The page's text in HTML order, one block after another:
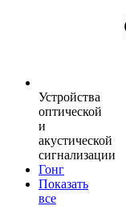
Устройства
оптической
и
акустической
сигнализации
Гонг
Показать
все